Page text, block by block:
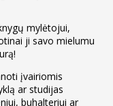
mylėtojui,
ji savo mielumu
įvairiomis
ar studijas
buhalteriui ar